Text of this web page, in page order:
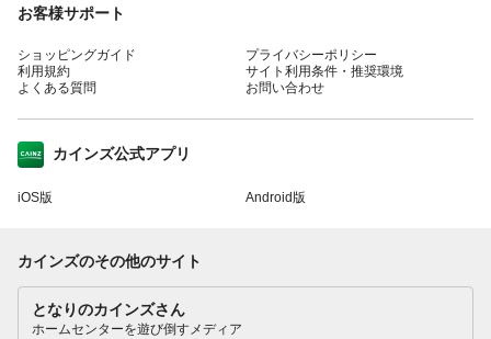
お客様サポート
ショッピングガイド
利用規約
よくある質問
プライバシーポリシー
サイト利用条件・推奨環境
お問い合わせ
カインズ公式アプリ
iOS版 Android版
カインズのその他のサイト
となりのカインズさん
ホームセンターを遊び倒すメディア